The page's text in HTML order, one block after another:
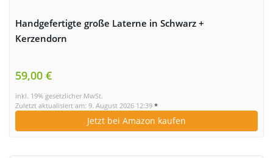
Handgefertigte große Laterne in Schwarz +
Kerzendorn
59,00 €
inkl. 19% gesetzlicher MwSt.
Zuletzt aktualisiert am: 9. August 2026 12:39 *
Jetzt bei Amazon kaufen